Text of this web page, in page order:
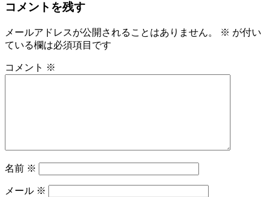
ナ
ビ
ゲ
ー
コメントを残す
メールアドレスが公開されることはありません。 ※ が付い
ている欄は必須項目です
コメント ※
名前 ※
メール ※